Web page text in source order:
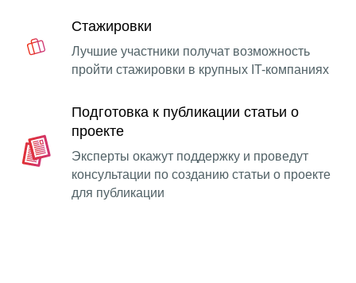
Стажировки
Лучшие участники получат возможность
пройти стажировки в крупных IT-компаниях
Подготовка к публикации статьи о
проекте
Эксперты окажут поддержку и проведут
консультации по созданию статьи о проекте
для публикации